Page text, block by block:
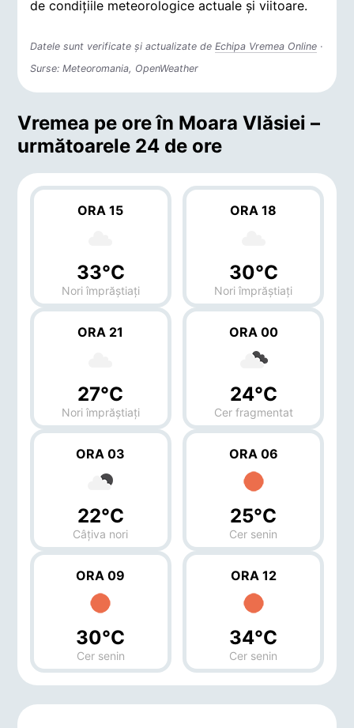
de condițiile meteorologice actuale și viitoare.
Datele sunt verificate și actualizate deEchipa Vremea Online ·
Surse: Meteoromania, OpenWeather
Vremea pe ore în Moara Vlăsiei –
următoarele 24 de ore
ORA 15
33°C
Nori împrăștiați
ORA 18
30°C
Nori împrăștiați
ORA 21
27°C
Nori împrăștiați
ORA 00
24°C
Cer fragmentat
ORA 03
22°C
Câțiva nori
ORA 06
25°C
Cer senin
ORA 09
30°C
Cer senin
ORA 12
34°C
Cer senin